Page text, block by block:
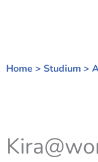
Home > Studium >